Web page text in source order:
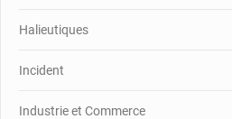
Halieutiques
Incident
Industrie et Commerce